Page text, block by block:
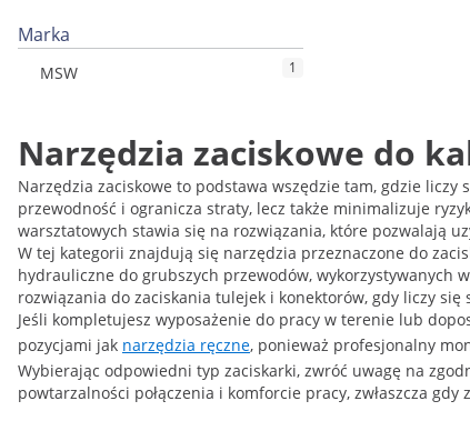
Marka
MSW 1
Narzędzia zaciskowe do
Narzędzia zaciskowe to podstawa wszędzie tam, gdzie
przewodność i ogranicza straty, lecz także minimalizuje
warsztatowych stawia się na rozwiązania, które pozwalają
W tej kategorii znajdują się narzędzia przeznaczone do
hydrauliczne do grubszych przewodów, wykorzystywanych
rozwiązania do zaciskania tulejek i konektorów, gdy liczy
Jeśli kompletujesz wyposażenie do pracy w terenie lub
pozycjami jak narzędzia ręczne, ponieważ profesjonalny
Wybierając odpowiedni typ zaciskarki, zwróć uwagę na
powtarzalności połączenia i komforcie pracy, zwłaszcza